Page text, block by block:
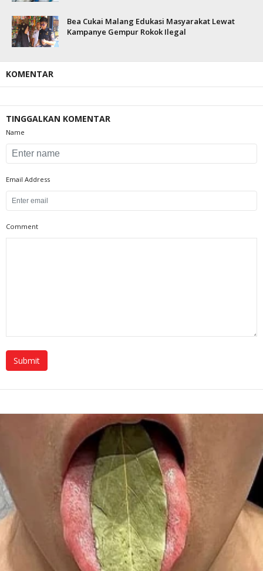
Bea Cukai Malang Edukasi Masyarakat Lewat
Kampanye Gempur Rokok Ilegal
KOMENTAR
TINGGALKAN KOMENTAR
Name
Email Address
Comment